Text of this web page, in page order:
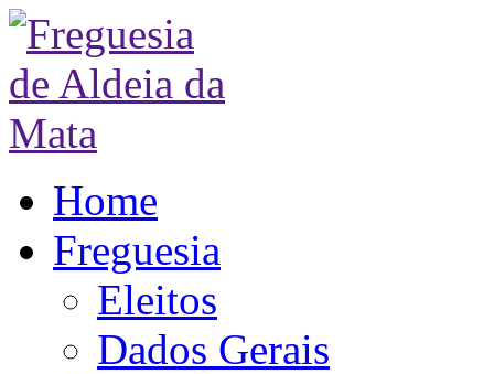
Home
Freguesia
Eleitos
Dados Gerais